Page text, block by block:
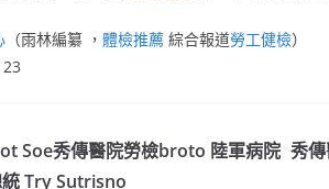
（雨林編纂 ， 體檢推薦 綜合報道勞工健檢）
Soe秀傳醫院勞檢broto 陸軍病院
Try Sutrisno
秀